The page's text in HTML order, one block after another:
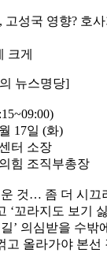
성국 영향? 호
크게
뉴스명당]
17일 (화)
터 소장
힘 조직부총장
것… 좀 더 시끄
‘꼬라지도 보기
길’ 의심받을 수
고 올라가야 본선